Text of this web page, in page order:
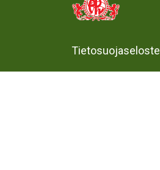
Tietosuojaseloste